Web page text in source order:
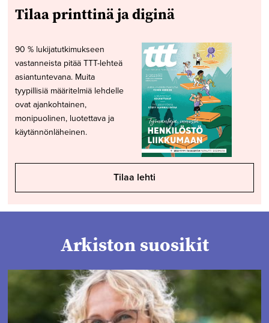
Tilaa printtinä ja diginä
90 % lukijatutkimukseen
vastanneista pitää TTT-lehteä
asiantuntevana. Muita
tyypillisiä määritelmiä lehdelle
ovat ajankohtainen,
monipuolinen, luotettava ja
käytännönläheinen.
Tilaa lehti
Arkiston suosikit